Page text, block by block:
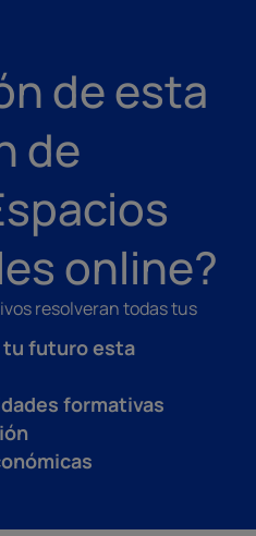
de esta
de
online?
resolveran todas tus
tu futuro esta
formativas